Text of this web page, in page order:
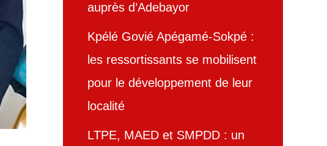
auprès d’Adebayor
Kpélé Govié Apégamé-Sokpé :
les ressortissants se mobilisent
pour le développement de leur
localité
LTPE, MAED et SMPDD : un